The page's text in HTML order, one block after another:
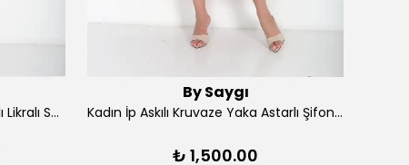
Kadın Ön Arka V Yaka Yırtmaçlı Likralı Scuba Midi Elbise - Lacivert
By Saygı
Kadın İp Askılı Kruvaze Yaka Astarlı Şifon Kloş Midi Elbise - Kırmızı
₺ 1,500.00